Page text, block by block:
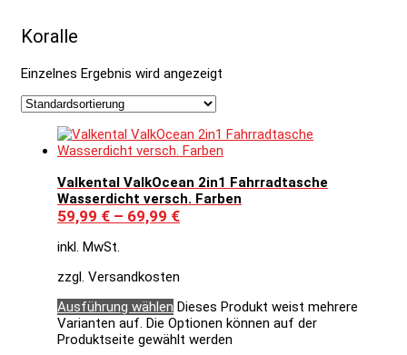
Koralle
Einzelnes Ergebnis wird angezeigt
Valkental ValkOcean 2in1 Fahrradtasche
Wasserdicht versch. Farben
59,99 € – 69,99 €
inkl. MwSt.
zzgl. Versandkosten
Ausführung wählen Dieses Produkt weist mehrere
Varianten auf. Die Optionen können auf der
Produktseite gewählt werden